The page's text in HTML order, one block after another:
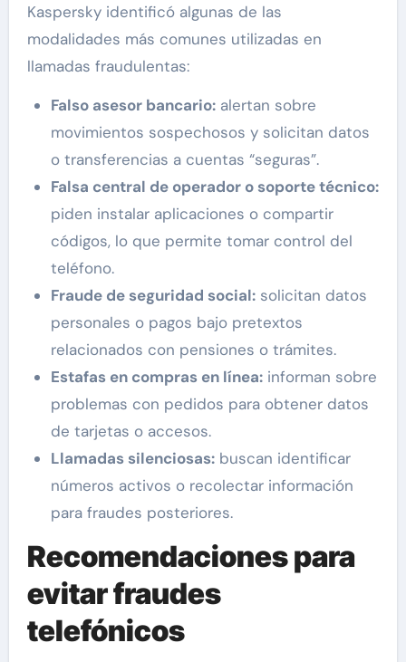
Kaspersky identificó algunas de las
modalidades más comunes utilizadas en
llamadas fraudulentas:
Falso asesor bancario:alertan sobre
movimientos sospechosos y solicitan datos
o transferencias a cuentas “seguras”.
Falsa central de operador o soporte técnico:
piden instalar aplicaciones o compartir
códigos, lo que permite tomar control del
teléfono.
Fraude de seguridad social:solicitan datos
personales o pagos bajo pretextos
relacionados con pensiones o trámites.
Estafas en compras en línea:informan sobre
problemas con pedidos para obtener datos
de tarjetas o accesos.
Llamadas silenciosas:buscan identificar
números activos o recolectar información
para fraudes posteriores.
Recomendaciones para
evitar fraudes
telefónicos